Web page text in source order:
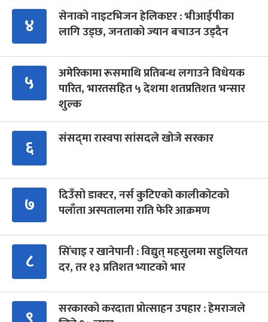
४
सेनाको नाइटभिजन हेलिकप्टर : भीआईपीका
लागि उड्छ, जनताको ज्यान बचाउन उड्दैन
५
अमेरिकामा रूसमाथि प्रतिबन्ध लगाउने विधेयक
पारित, भारतसहित ५ देशमा शतप्रतिशत भन्सार
शुल्क
६ संसद्‍मा रास्वपा सांसदले खोजे सरकार
७
दिउँसो डाक्टर, नर्स कुटिएको कालीकोटको
पलाँता अस्पतालमा राति फेरि आक्रमण
८
सिँचाइ र खानेपानी : विद्युत् महसुलमा सहुलियत
दर, तर १३ प्रतिशत भ्याटको भार
सरकारको करदाता प्रोत्साहन उपहार : हेमराजले